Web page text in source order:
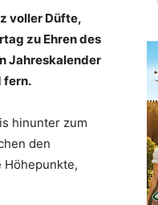
voller Düfte,
zu Ehren des
Jahreskalender
fern.
hinunter zum
den
Höhepunkte,